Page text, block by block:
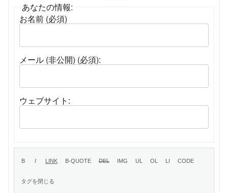
あなたの情報:
お名前 (必須)
メール (非公開) (必須):
ウェブサイト: